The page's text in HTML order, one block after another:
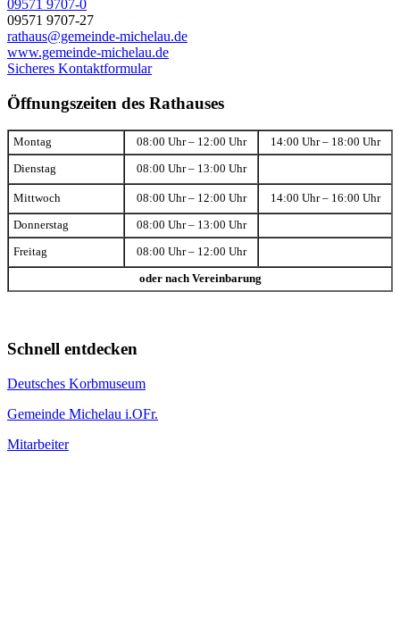
09571 9707-0
09571 9707-27
rathaus@gemeinde-michelau.de
www.gemeinde-michelau.de
Sicheres Kontaktformular
Öffnungszeiten des Rathauses
Montag 08:00 Uhr – 12:00 Uhr 14:00 Uhr – 18:00 Uhr
Dienstag 08:00 Uhr – 13:00 Uhr
Mittwoch 08:00 Uhr – 12:00 Uhr 14:00 Uhr – 16:00 Uhr
Donnerstag 08:00 Uhr – 13:00 Uhr
Freitag 08:00 Uhr – 12:00 Uhr
oder nach Vereinbarung
Schnell entdecken
Deutsches Korbmuseum
Gemeinde Michelau i.OFr.
Mitarbeiter